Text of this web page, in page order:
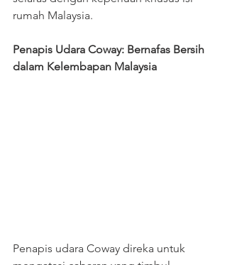
rumah Malaysia.
Penapis Udara Coway: Bernafas Bersih
dalam Kelembapan Malaysia
Penapis udara Coway direka untuk